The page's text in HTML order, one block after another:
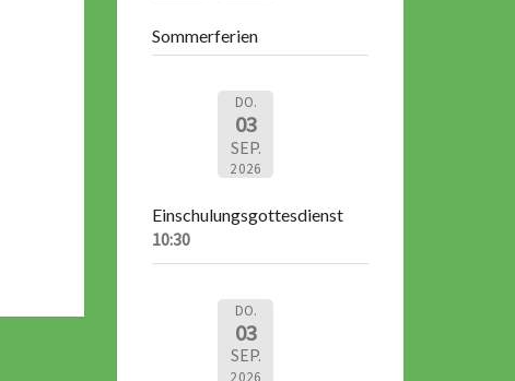
Sommerferien
DO.
03
SEP.
2026
Einschulungsgottesdienst
10:30
DO.
03
SEP.
2026